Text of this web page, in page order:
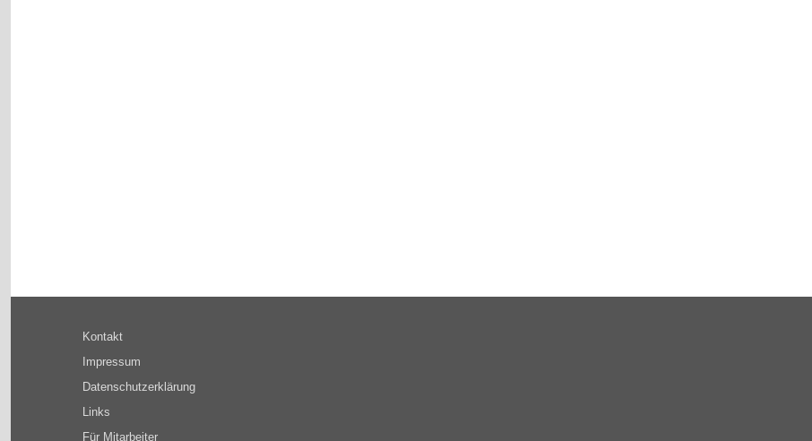
Kontakt
Impressum
Datenschutzerklärung
Links
Für Mitarbeiter